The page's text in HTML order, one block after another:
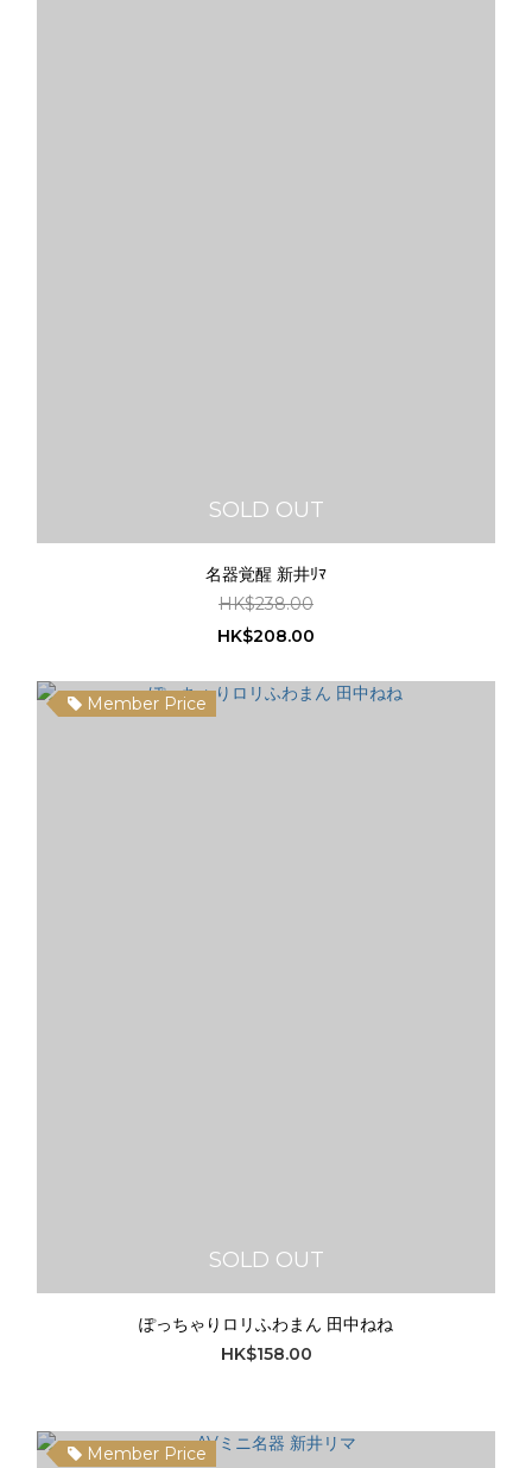
SOLD OUT
名器覚醒 新井ﾘﾏ
HK$238.00
HK$208.00
Member Price
SOLD OUT
ぽっちゃりロリふわまん 田中ねね
HK$158.00
Member Price